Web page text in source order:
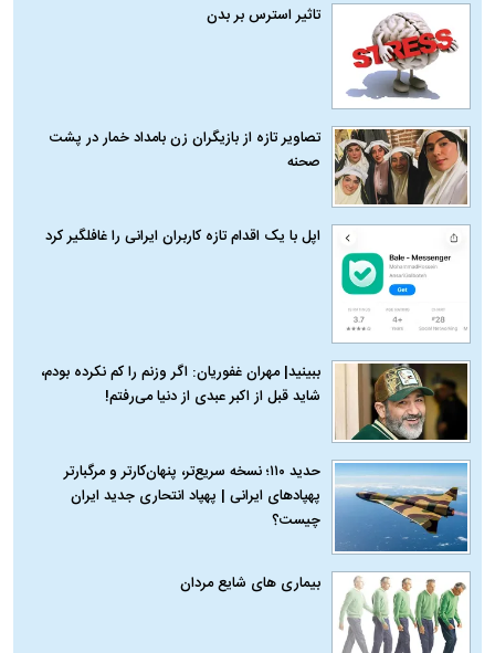
تاثیر استرس بر بدن
تصاویر تازه از بازیگران زن بامداد خمار در پشت
صحنه
اپل با یک اقدام تازه کاربران ایرانی را غافلگیر کرد
ببینید| مهران غفوریان: اگر وزنم را کم نکرده بودم،
شاید قبل از اکبر عبدی از دنیا می‌رفتم!
حدید ۱۱۰؛ نسخه سریع‌تر، پنهان‌کارتر و مرگبارتر
پهپادهای ایرانی | پهپاد انتحاری جدید ایران
چیست؟
بیماری‌ های شایع مردان